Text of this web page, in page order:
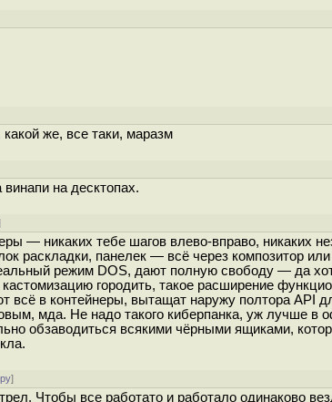
же, все таки, маразм
на десктопах.
— никаких тебе шагов влево-вправо, никаких
раскладки, панелек — всё через композитор или
режим DOS, дают полную свободу — да
городить, такое расширение
всё в контейнеры, вытащат наружу полтора API
мда. Не надо такого киберпанка, уж лучше в
обзаводиться всякими чёрными ящиками,
]
Чтобы все работато и работало одинаково